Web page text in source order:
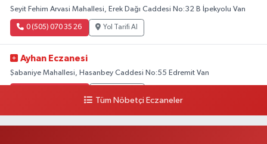
Seyit Fehim Arvasi Mahallesi, Erek Dağı Caddesi No:32 B İpekyolu Van
0 (505) 070 35 26 Yol Tarifi Al
Ayhan Eczanesi
Şabaniye Mahallesi, Hasanbey Caddesi No:55 Edremit Van
Tüm Nöbetçi Eczaneler